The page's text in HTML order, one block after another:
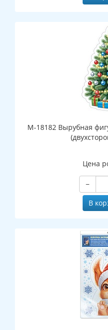
М-18182 Вырубная
Цена
−
В